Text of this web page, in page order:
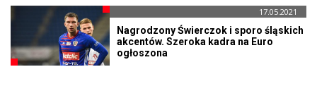
17.05.2021
Nagrodzony Świerczok i sporo śląskich
akcentów. Szeroka kadra na Euro
ogłoszona